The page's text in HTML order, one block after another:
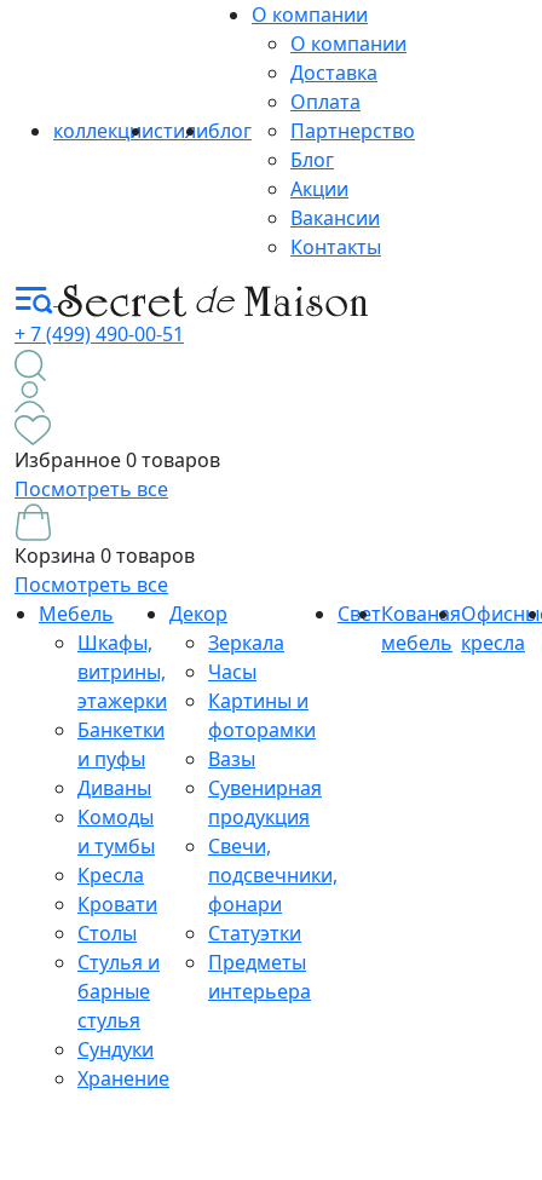
коллекциистилиблог
О компании
О компании
Доставка
Оплата
Партнерство
Блог
Акции
Вакансии
Контакты
+ 7 (499) 490-00-51
Избранное0 товаров
Посмотреть все
Корзина 0 товаров
Посмотреть все
Мебель
Шкафы,
витрины,
этажерки
Банкетки
и пуфы
Диваны
Комоды
и тумбы
Кресла
Кровати
Столы
Стулья и
барные
стулья
Сундуки
Хранение
Декор
Зеркала
Часы
Картины и
фоторамки
Вазы
Сувенирная
продукция
Свечи,
подсвечники,
фонари
Статуэтки
Предметы
интерьера
СветКованая
мебель кресла